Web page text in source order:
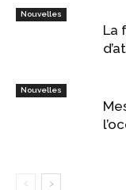
Nouvelles
La
Nouvelles